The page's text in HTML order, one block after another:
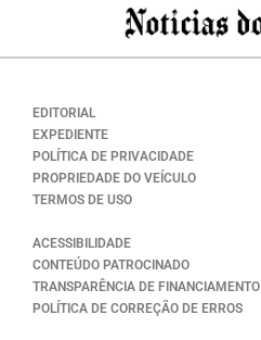
EDITORIAL
EXPEDIENTE
POLÍTICA DE PRIVACIDADE
PROPRIEDADE DO VEÍCULO
TERMOS DE USO
ACESSIBILIDADE
CONTEÚDO PATROCINADO
TRANSPARÊNCIA DE FINANCIAMENTO
POLÍTICA DE CORREÇÃO DE ERROS